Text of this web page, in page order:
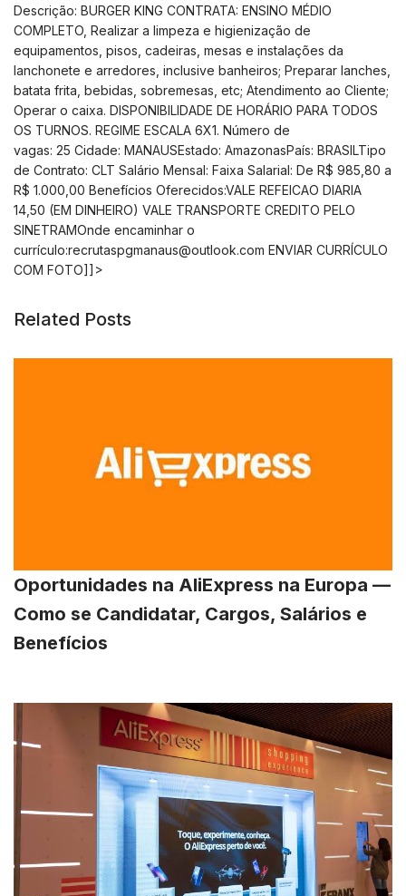
Descrição: BURGER KING CONTRATA: ENSINO MÉDIO
COMPLETO, Realizar a limpeza e higienização de
equipamentos, pisos, cadeiras, mesas e instalações da
lanchonete e arredores, inclusive banheiros; Preparar lanches,
batata frita, bebidas, sobremesas, etc; Atendimento ao Cliente;
Operar o caixa. DISPONIBILIDADE DE HORÁRIO PARA TODOS
OS TURNOS. REGIME ESCALA 6X1. Número de
vagas: 25 Cidade: MANAUSEstado: AmazonasPaís: BRASILTipo
de Contrato: CLT Salário Mensal: Faixa Salarial: De R$ 985,80 a
R$ 1.000,00 Benefícios Oferecidos:VALE REFEICAO DIARIA
14,50 (EM DINHEIRO) VALE TRANSPORTE CREDITO PELO
SINETRAMOnde encaminhar o
currículo:recrutaspgmanaus@outlook.com ENVIAR CURRÍCULO
COM FOTO]]>
Related Posts
Oportunidades na AliExpress na Europa —
Como se Candidatar, Cargos, Salários e
Benefícios